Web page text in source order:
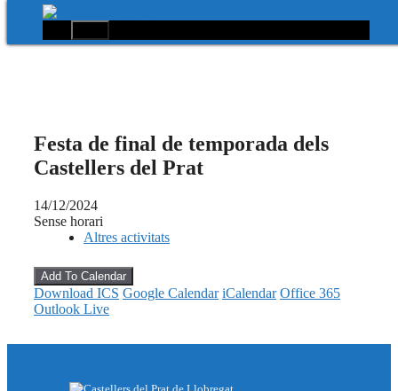
Festa de final de temporada dels
Castellers del Prat
14/12/2024
Sense horari
Altres activitats
Add To Calendar
Download ICS Google Calendar iCalendar Office 365
Outlook Live